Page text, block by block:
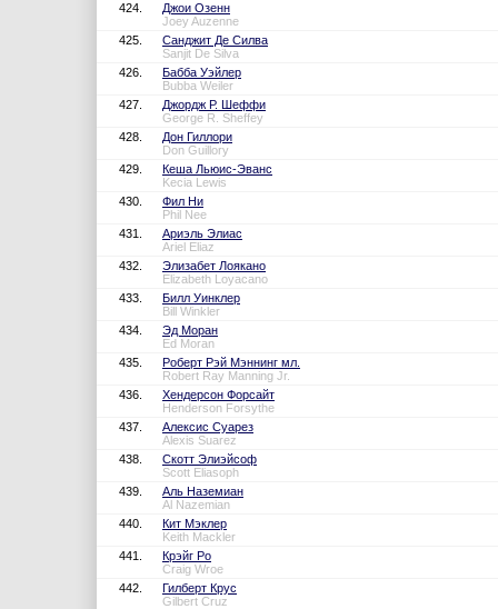
424.
Джои Озенн
Joey Auzenne
425.
Санджит Де Силва
Sanjit De Silva
426.
Бабба Уэйлер
Bubba Weiler
427.
Джордж Р. Шеффи
George R. Sheffey
428.
Дон Гиллори
Don Guillory
429.
Кеша Льюис-Эванс
Kecia Lewis
430.
Фил Ни
Phil Nee
431.
Ариэль Элиас
Ariel Eliaz
432.
Элизабет Лоякано
Elizabeth Loyacano
433.
Билл Уинклер
Bill Winkler
434.
Эд Моран
Ed Moran
435.
Роберт Рэй Мэннинг мл.
Robert Ray Manning Jr.
436.
Хендерсон Форсайт
Henderson Forsythe
437.
Алексис Суарез
Alexis Suarez
438.
Скотт Элиэйсоф
Scott Eliasoph
439.
Аль Наземиан
Al Nazemian
440.
Кит Мэклер
Keith Mackler
441.
Крэйг Ро
Craig Wroe
442.
Гилберт Крус
Gilbert Cruz